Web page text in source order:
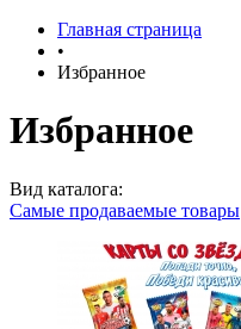
Главная страница
•
Избранное
Избранное
Вид каталога:
Самые продаваемые товары